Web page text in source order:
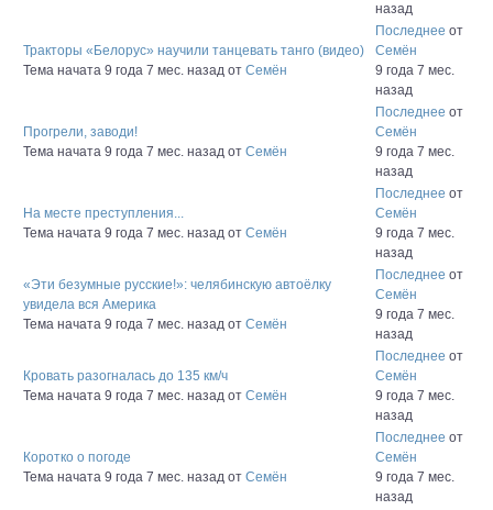
назад
Тракторы «Белорус» научили танцевать танго (видео)
Тема начата 9 года 7 мес. назад от Семён
Последнее от
Семён
9 года 7 мес.
назад
Прогрели, заводи!
Тема начата 9 года 7 мес. назад от Семён
Последнее от
Семён
9 года 7 мес.
назад
На месте преступления...
Тема начата 9 года 7 мес. назад от Семён
Последнее от
Семён
9 года 7 мес.
назад
«Эти безумные русские!»: челябинскую автоёлку
увидела вся Америка
Тема начата 9 года 7 мес. назад от Семён
Последнее от
Семён
9 года 7 мес.
назад
Кровать разогналась до 135 км/ч
Тема начата 9 года 7 мес. назад от Семён
Последнее от
Семён
9 года 7 мес.
назад
Коротко о погоде
Тема начата 9 года 7 мес. назад от Семён
Последнее от
Семён
9 года 7 мес.
назад